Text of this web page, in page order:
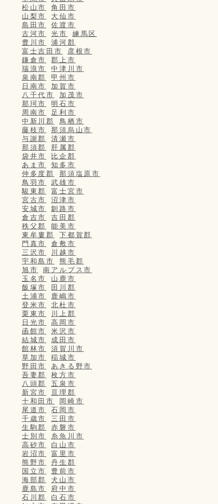
松山市
角田市
山梨市
大仙市
島田市
佐渡市
古河市
光市
練馬区
豊川市
浦河郡
富士吉田市
彦根市
鎌倉市
郡上市
瑞浪市
中津川市
泉南郡
甲州市
日南市
加賀市
八千代市
加茂市
那珂市
明石市
周南市
足利市
中新川郡
鳥栖市
藤枝市
那須烏山市
与謝郡
清瀬市
那須郡
肝属郡
袋井市
比企郡
あま市
知多市
仲多度郡
那須塩原市
鳥羽市
武雄市
駿東郡
富士宮市
宮古市
沼津市
安城市
釧路市
倉吉市
吉田郡
秩父郡
能美市
東牟婁郡
下都賀郡
門真市
倉敷市
三沢市
川越市
宇和島市
熊毛郡
旭市
南アルプス市
玉名市
山鹿市
飯塚市
田川郡
土浦市
鹿嶋市
登米市
北杜市
栗東市
川上郡
日光市
高岡市
函館市
米沢市
結城市
成田市
館林市
須賀川市
草加市
稲城市
野田市
あきる野市
吾妻郡
枚方市
八頭郡
五泉市
新宮市
亘理郡
十和田市
岡崎市
尾道市
石岡市
千歳市
三田市
生駒郡
赤磐市
士別市
糸魚川市
高砂市
白山市
岩沼市
富里市
熊野市
丹生郡
国立市
豊前市
海部郡
犬山市
鹿島市
府中市
石川郡
白石市